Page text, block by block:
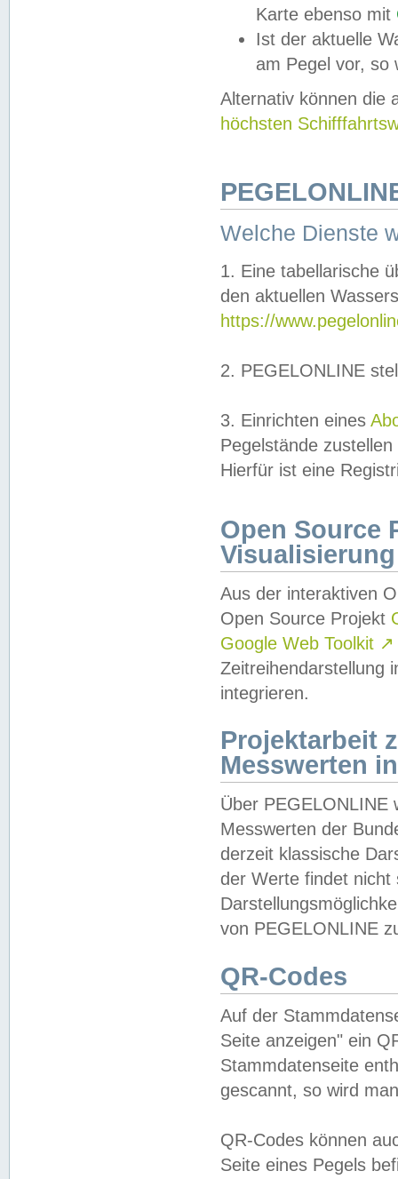
Karte ebenso mit
Ist der aktuelle
am Pegel vor,
Alternativ können die
höchsten
Welche Dienste
1. Eine tabellarische
den aktuellen
https://
2. PEGELONLINE
3. Einrichten eines
Pegelstände
Hierfür ist eine
Open Source
Visualisierung
Aus der interaktiven
Open Source Projekt
Google Web Toolkit ↗
Zeitreihendarstellung
integrieren.
Projektarbeit
Messwerten
Über PEGELONLINE
Messwerten der
derzeit klassische
der Werte findet
von PEGELONLINE
QR-Codes
Auf der
Seite anzeigen" ein
Stammdatenseite
gescannt, so wird
QR-Codes können
Seite eines Pegels